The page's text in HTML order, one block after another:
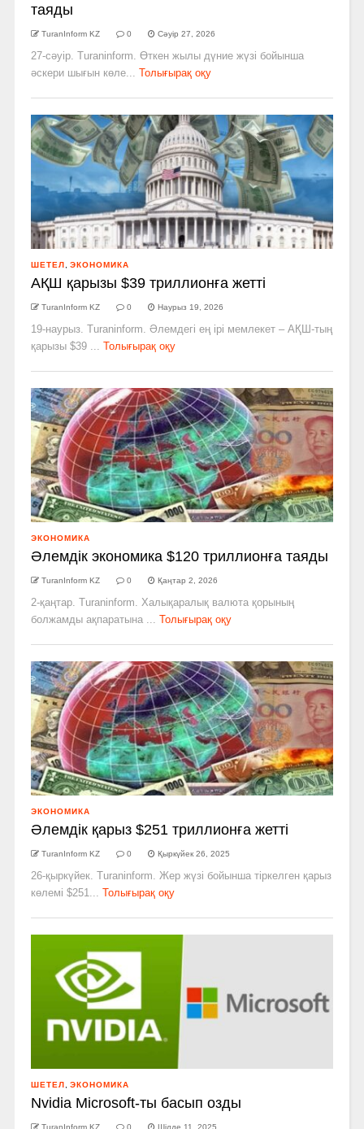
таяды
TuranInform KZ 0 Сәуір 27, 2026
27-сәуір. Turaninform. Өткен жылы дүние жүзі бойынша
әскери шығын көле...
Толығырақ оқу
ШЕТЕЛ ЭКОНОМИКА
АҚШ қарызы $39 триллионға жетті
TuranInform KZ 0 Наурыз 19, 2026
19-наурыз. Turaninform. Әлемдегі ең ірі мемлекет – АҚШ-тың
қарызы $39 ...
Толығырақ оқу
ЭКОНОМИКА
Әлемдік экономика $120 триллионға таяды
TuranInform KZ 0 Қаңтар 2, 2026
2-қаңтар. Turaninform. Халықаралық валюта қорының
болжамды ақпаратына ...
Толығырақ оқу
ЭКОНОМИКА
Әлемдік қарыз $251 триллионға жетті
TuranInform KZ 0 Қыркүйек 26, 2025
26-қыркүйек. Turaninform. Жер жүзі бойынша тіркелген қарыз
көлемі $251...
Толығырақ оқу
ШЕТЕЛ ЭКОНОМИКА
Nvidia Microsoft-ты басып озды
TuranInform KZ 0 Шілде 11, 2025